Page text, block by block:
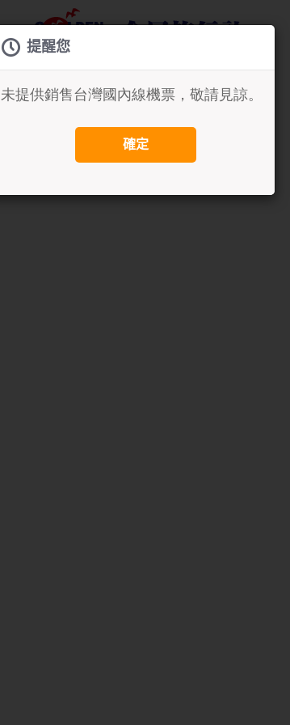
提醒您
未提供銷售台灣國內線機票，敬請見諒。
確定